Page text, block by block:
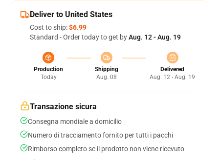
Deliver to United States
Cost to ship:$6.99
Standard - Order today to get byAug. 12 - Aug. 19
Production
Today
Shipping
Aug. 08
Delivered
Aug. 12 - Aug. 19
Transazione sicura
Consegna mondiale a domicilio
Numero di tracciamento fornito per tutti i pacchi
Rimborso completo se il prodotto non viene ricevuto